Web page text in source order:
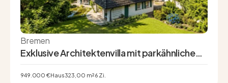
Bremen
Exklusive Architektenvilla mit parkähnlichem
949.000 €Haus323,00 m²6 Zi.